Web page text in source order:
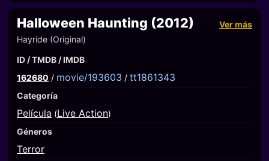
Halloween Haunting (2012)
Ver más
Hayride (Original)
ID / TMDB / IMDB
162680 / movie/193603 / tt1861343
Categoría
Película (Live Action)
Géneros
Terror